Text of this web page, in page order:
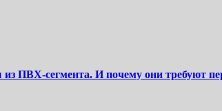
ПВХ-сегмента. И почему они требуют